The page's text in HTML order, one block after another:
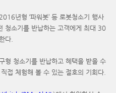
년형 ‘파워봇’ 등 로봇청소기 행사
청소기를 반납하는 고객에게 최대 30
다.
형 청소기를 반납하고 혜택을 받을 수
접 체험해 볼 수 있는 절호의 기회다.